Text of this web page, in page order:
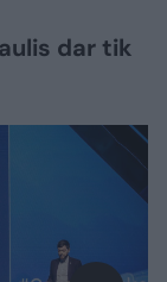
dar tik